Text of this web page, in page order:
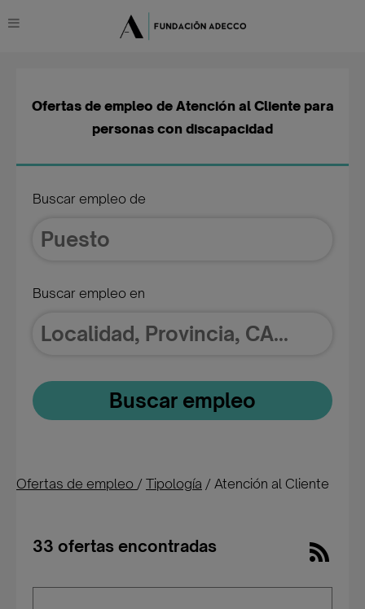
Buscar empleo de
Buscar empleo en
Buscar empleo
Ofertas de empleo de Atención al Cliente para
personas con discapacidad
Ofertas de empleo / Tipología / Atención al Cliente
33 ofertas encontradas